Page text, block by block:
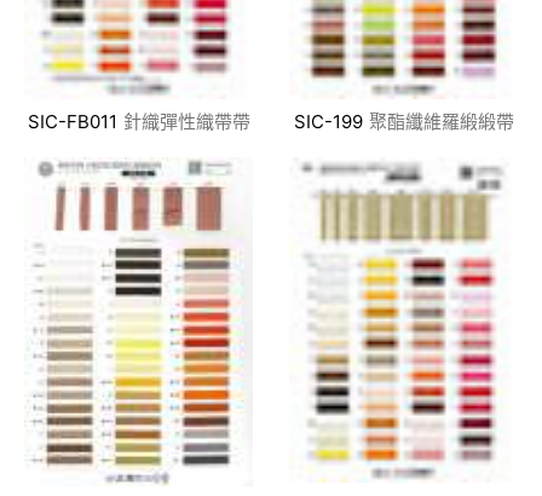
SIC-FB011 針織彈性織帶帶 SIC-199 聚酯纖維羅緞緞帶